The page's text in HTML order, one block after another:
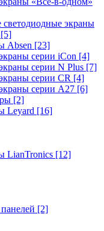
экраны
[5]
Absen [23]
серии iCon [4]
серии N Plus [7]
серии CR [4]
серии А27 [6]
[2]
Leyard [16]
LianTronics [12]
[2]